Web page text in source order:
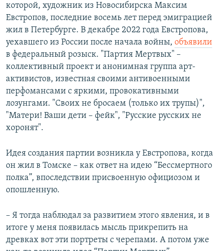
которой, художник из Новосибирска Максим
Евстропов, последние восемь лет перед эмиграцией
жил в Петербурге. В декабре 2022 года Евстропова,
уехавшего из России после начала войны, объявили
в федеральный розыск. "Партия Мертвых" –
коллективный проект и анонимная группа арт-
активистов, известная своими антивоенными
перфомансами с яркими, провокативными
лозунгами. "Своих не бросаем (только их трупы)",
"Матери! Ваши дети – фейк", "Русские русских не
хоронят".
Идея создания партии возникла у Евстропова, когда
он жил в Томске – как ответ на идею “Бессмертного
полка”, впоследствии присвоенную официозом и
опошленную.
– Я тогда наблюдал за развитием этого явления, и в
итоге у меня появилась мысль прикрепить на
древках вот эти портреты с черепами. А потом уже